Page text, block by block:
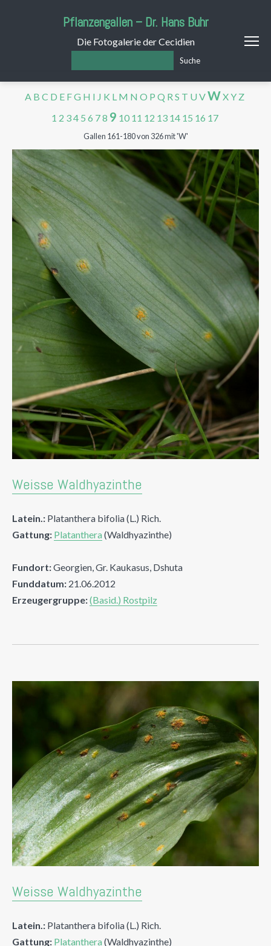
Pflanzengallen – Dr. Hans Buhr
Die Fotogalerie der Cecidien
Suche
A B C D E FG H I J K L M N O P Q R S T U VWXY Z
1 2 34 5 6 78 9 10 11 12 13 14 15 16 17
Gallen 161-180 von 326 mit 'W'
Weisse Waldhyazinthe
Latein.: Platanthera bifolia (L.) Rich.
Gattung: Platanthera (Waldhyazinthe)
Fundort:Georgien, Gr. Kaukasus, Dshuta
Funddatum: 21.06.2012
Erzeugergruppe:(Basid.) Rostpilz
Weisse Waldhyazinthe
Latein.: Platanthera bifolia (L.) Rich.
Gattung: Platanthera (Waldhyazinthe)